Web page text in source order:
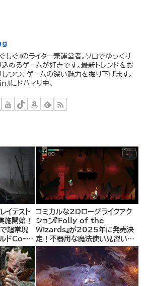
もぐ』のライター兼運営者。ソロでゆっくり
込めるゲームが好きです。最新トレンドをお
しつつ、ゲームの深い魅力を掘り下げます。
』にドハマり中。
イテスト
開始！
超常現
ドCo-
コミカルな2Dローグライクアク
ション『Folly of the
Wizards』が2025年に発売決
定！不器用な魔法使い見習いと
して、ランダム生成ダンジョンを
探索し、世界を救う冒険へ。